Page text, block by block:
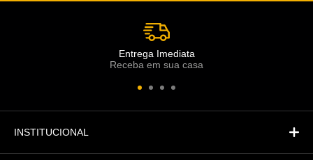
Entrega Imediata
Receba em sua casa
INSTITUCIONAL